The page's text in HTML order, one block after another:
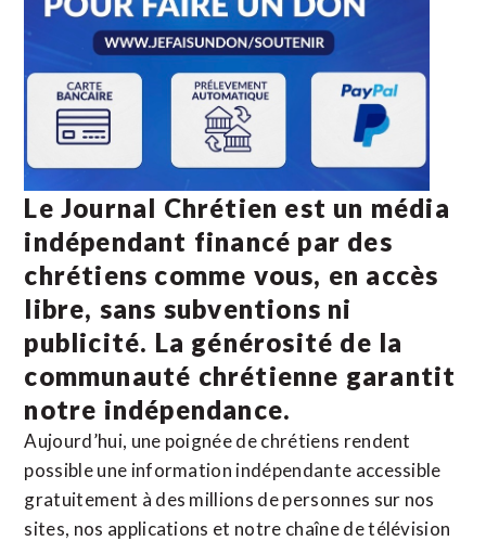
Le Journal Chrétien est un média
indépendant financé par des
chrétiens comme vous, en accès
libre, sans subventions ni
publicité. La générosité de la
communauté chrétienne garantit
notre indépendance.
Aujourd’hui, une poignée de chrétiens rendent
possible une information indépendante accessible
gratuitement à des millions de personnes sur nos
sites, nos applications et notre chaîne de télévision